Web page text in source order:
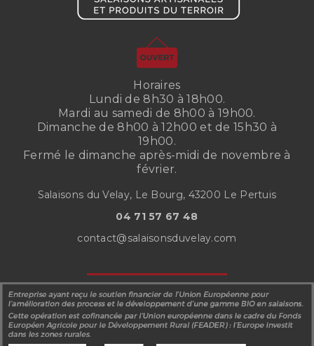
Horaires
Lundi de 8h30 à 18h00.
Mardi au samedi de 8h00 à 19h00.
Dimanche de 8h00 à 12h00 et de 15h30 à
19h00.
Fermé le dimanche après-midi de novembre à
février.
Salaisons du Velay, Le Bourg, 43200 Le Pertuis
04 71 57 67 48
contact@salaisonsduvelay.com